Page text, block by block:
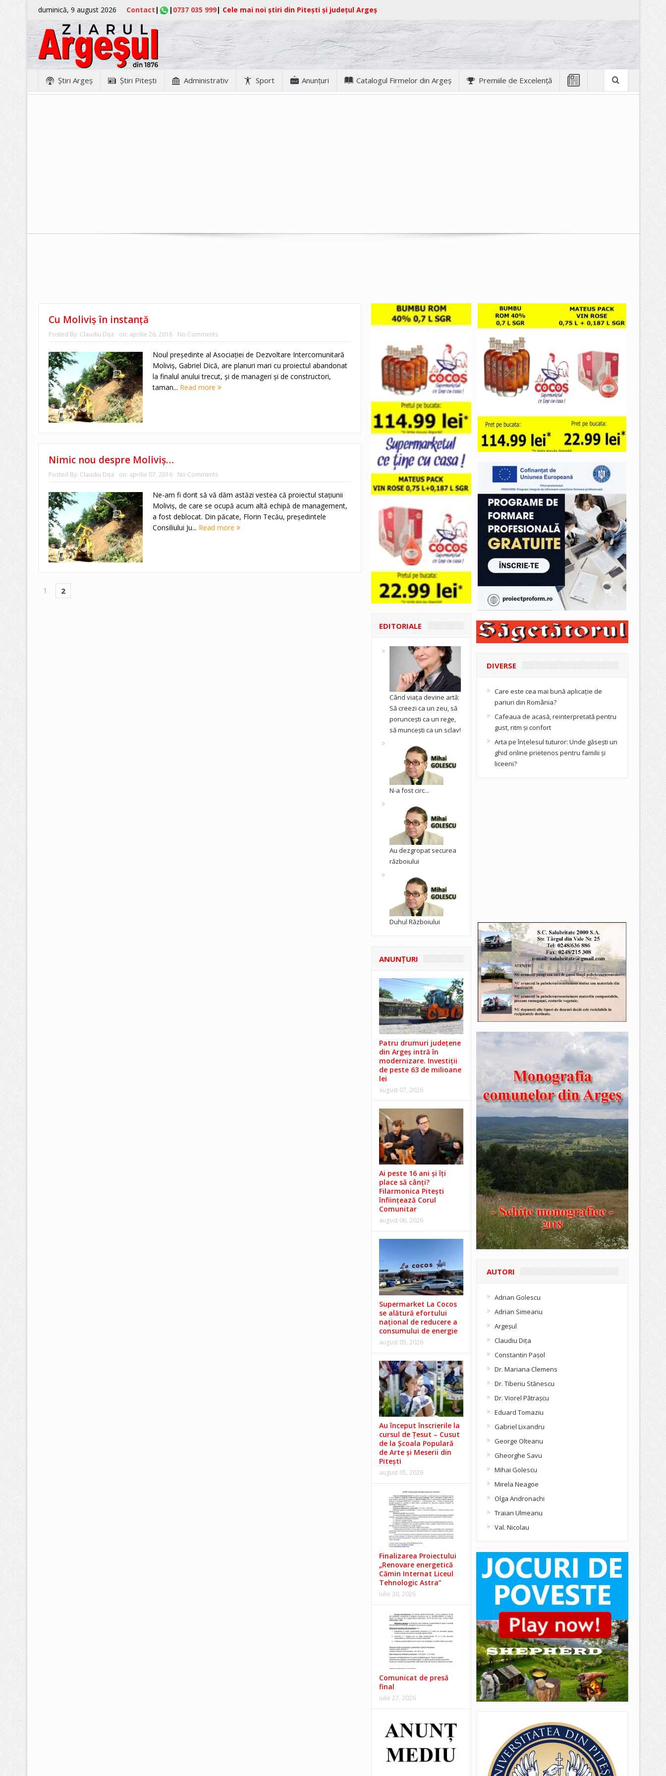
duminică, 9 august 2026 Contact | | 0737 035 999| Cele mai noi știri din Pitești și județul Argeș
Ştiri Argeş Ştiri Piteşti Administrativ Sport Anunţuri Catalogul Firmelor din Argeș Premiile de Excelență
Cu Moliviş în instanţă
Posted By: Claudiu Diţa on: aprilie 26, 2016 No Comments
Noul preşedinte al Asociaţiei de Dezvoltare Intercomunitară
Moliviş, Gabriel Dică, are planuri mari cu proiectul abandonat
la finalul anului trecut, şi de manageri şi de constructori,
taman... Read more
Nimic nou despre Moliviş…
Posted By: Claudiu Diţa on: aprilie 07, 2016 No Comments
Ne-am fi dorit să vă dăm astăzi vestea că proiectul staţiunii
Moliviş, de care se ocupă acum altă echipă de management,
a fost deblocat. Din păcate, Florin Tecău, preşedintele
Consiliului Ju... Read more
1 2
EDITORIALE
Când viața devine artă:
Să creezi ca un zeu, să
poruncești ca un rege,
să muncești ca un sclav!
N-a fost circ...
Au dezgropat securea
războiului
Duhul Războiului
ANUNŢURI
Patru drumuri județene
din Argeș intră în
modernizare. Investiții
de peste 63 de milioane
lei
august 07, 2026
Ai peste 16 ani și îți
place să cânți?
Filarmonica Pitești
înființează Corul
Comunitar
august 06, 2026
Supermarket La Cocos
se alătură efortului
național de reducere a
consumului de energie
august 05, 2026
Au început înscrierile la
cursul de Țesut – Cusut
de la Școala Populară
de Arte și Meserii din
Pitești
august 05, 2026
Finalizarea Proiectului
„Renovare energetică
Cămin Internat Liceul
Tehnologic Astra”
iulie 30, 2026
Comunicat de presă
final
iulie 27, 2026
DIVERSE
Care este cea mai bună aplicație de
pariuri din România?
Cafeaua de acasă, reinterpretată pentru
gust, ritm și confort
Arta pe înțelesul tuturor: Unde găsești un
ghid online prietenos pentru familii și
liceeni?
AUTORI
Adrian Golescu
Adrian Simeanu
Argeşul
Claudiu Diţa
Constantin Pașol
Dr. Mariana Clemens
Dr. Tiberiu Stănescu
Dr. Viorel Pătraşcu
Eduard Tomaziu
Gabriel Lixandru
George Olteanu
Gheorghe Savu
Mihai Golescu
Mirela Neagoe
Olga Andronachi
Traian Ulmeanu
Val. Nicolau